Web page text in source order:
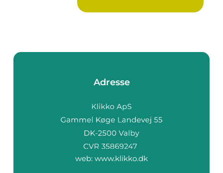
Adresse
web: www.klikko.dk